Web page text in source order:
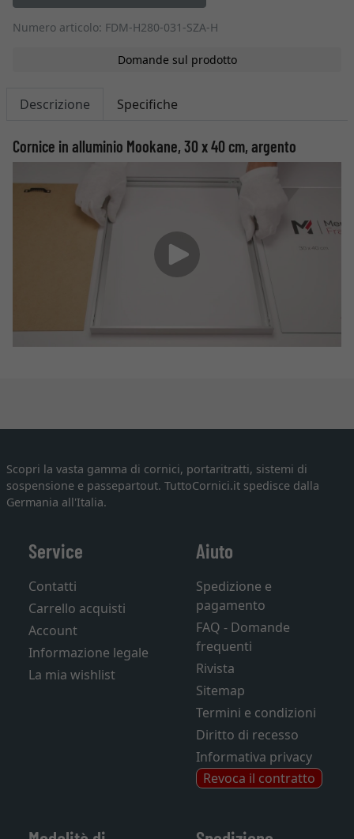
Numero articolo: FDM-H280-031-SZA-H
Domande sul prodotto
Descrizione Specifiche
Cornice in alluminio Mookane, 30 x 40 cm, argento
Scopri la vasta gamma di cornici, portaritratti, sistemi di
sospensione e passepartout. TuttoCornici.it spedisce dalla
Germania all'Italia.
Service
Contatti
Carrello acquisti
Account
Informazione legale
La mia wishlist
Aiuto
Spedizione e
pagamento
FAQ - Domande
frequenti
Rivista
Sitemap
Termini e condizioni
Diritto di recesso
Informativa privacy
Revoca il contratto